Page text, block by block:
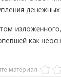
денежных
как
материал